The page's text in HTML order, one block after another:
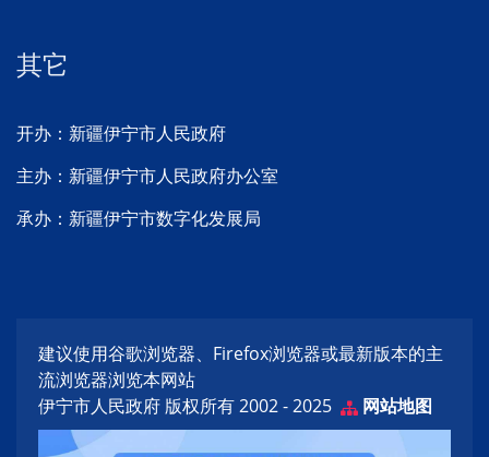
其它
开办：新疆伊宁市人民政府
主办：新疆伊宁市人民政府办公室
承办：新疆伊宁市数字化发展局
建议使用谷歌浏览器、Firefox浏览器或最新版本的主
流浏览器浏览本网站
伊宁市人民政府 版权所有 2002 - 2025
网站地图